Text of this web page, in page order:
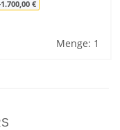
€
Menge: 1